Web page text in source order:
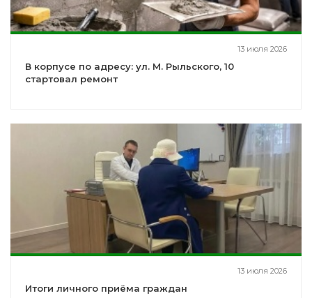
13 июля 2026
В корпусе по адресу: ул. М. Рыльского, 10
стартовал ремонт
13 июля 2026
Итоги личного приёма граждан